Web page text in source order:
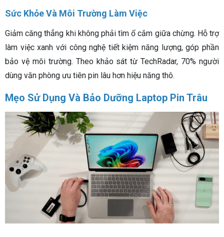
Sức Khỏe Và Môi Trường Làm Việc
Giảm căng thẳng khi không phải tìm ổ cắm giữa chừng. Hỗ trợ
làm việc xanh với công nghệ tiết kiệm năng lượng, góp phần
bảo vệ môi trường. Theo khảo sát từ TechRadar, 70% người
dùng văn phòng ưu tiên pin lâu hơn hiệu năng thô.
Mẹo Sử Dụng Và Bảo Dưỡng Laptop Pin Trâu